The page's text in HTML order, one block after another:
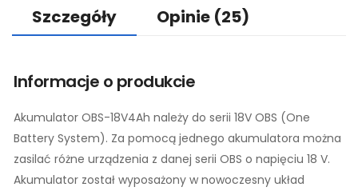
Szczegóły Opinie (25)
Informacje o produkcie
Akumulator OBS-18V4Ah należy do serii 18V OBS (One
Battery System). Za pomocą jednego akumulatora można
zasilać różne urządzenia z danej serii OBS o napięciu 18 V.
Akumulator został wyposażony w nowoczesny układ